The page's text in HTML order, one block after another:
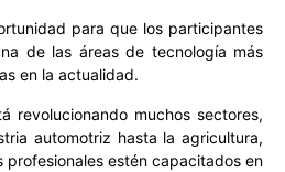
para que los participantes
de las áreas de tecnología más
en la actualidad.
revolucionando muchos sectores,
automotriz hasta la agricultura,
profesionales estén capacitados en